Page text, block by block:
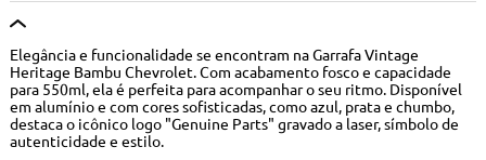
Elegância e funcionalidade se encontram na Garrafa Vintage
Heritage Bambu Chevrolet. Com acabamento fosco e capacidade
para 550ml, ela é perfeita para acompanhar o seu ritmo. Disponível
em alumínio e com cores sofisticadas, como azul, prata e chumbo,
destaca o icônico logo "Genuine Parts" gravado a laser, símbolo de
autenticidade e estilo.